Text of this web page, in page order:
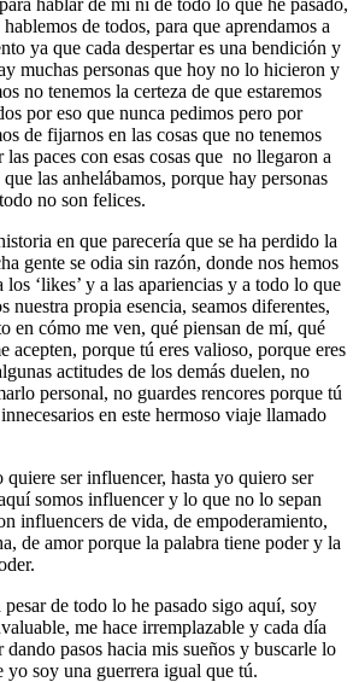
de todos, para que aprendamos a
ya que cada despertar es una bendición y
muchas personas que hoy no lo hicieron y
no tenemos la certeza de que estaremos
por eso que nunca pedimos pero por
de fijarnos en las cosas que no tenemos
las paces con esas cosas que no llegaron a
las anhelábamos, porque hay personas
no son felices.
en que parecería que se ha perdido la
gente se odia sin razón, donde nos hemos
‘likes’ y a las apariencias y a todo lo que
nuestra propia esencia, seamos diferentes,
en cómo me ven, qué piensan de mí, qué
acepten, porque tú eres valioso, porque eres
actitudes de los demás duelen, no
personal, no guardes rencores porque tú
en este hermoso viaje llamado
ser influencer, hasta yo quiero ser
somos influencer y lo que no lo sepan
influencers de vida, de empoderamiento,
de amor porque la palabra tiene poder y la
pesar de todo lo he pasado sigo aquí, soy
me hace irremplazable y cada día
dando pasos hacia mis sueños y buscarle lo
soy una guerrera igual que tú.